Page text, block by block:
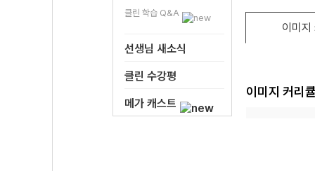
클린 학습 Q&A
선생님 새소식
클린 수강평
메가 캐스트
이미지
이미지 커리